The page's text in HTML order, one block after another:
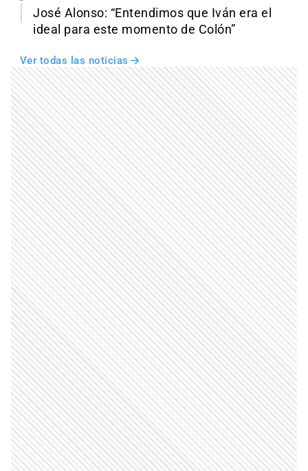
José Alonso: “Entendimos que Iván era el
ideal para este momento de Colón”
Ver todas las noticias